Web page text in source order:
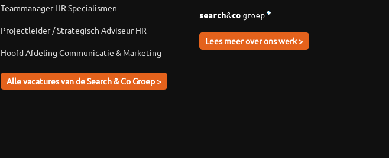
Teammanager HR Specialismen
Projectleider / Strategisch Adviseur HR
Hoofd Afdeling Communicatie & Marketing
Alle vacatures van de Search & Co Groep >
Lees meer over ons werk >